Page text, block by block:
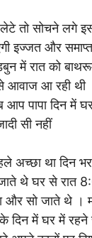
तो सोचने लगे
इज्जत और समाप्त
में रात को
आ रही थी
पापा दिन में
सी नहीं
अच्छा था दिन
थे घर से रात
और सो जाते थे ।
दिन में घर में रहने